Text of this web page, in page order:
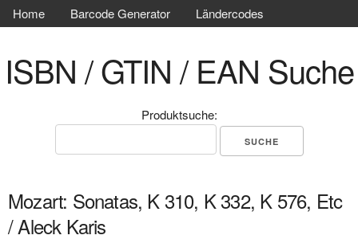
Home Barcode Generator Ländercodes
ISBN / GTIN / EAN Suche
Produktsuche:
Mozart: Sonatas, K 310, K 332, K 576, Etc
/ Aleck Karis